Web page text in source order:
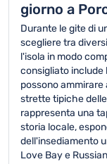
giorno a
Durante le gite di
scegliere tra
l'isola in modo
consigliato include
possono
strette tipiche
rappresenta una
storia locale,
dell'insediamento
Love Bay e